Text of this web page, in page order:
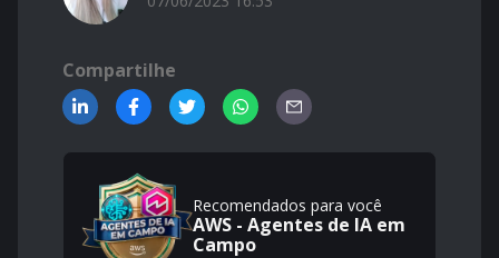
Compartilhe
Recomendados para você
AWS - Agentes de IA em
Campo